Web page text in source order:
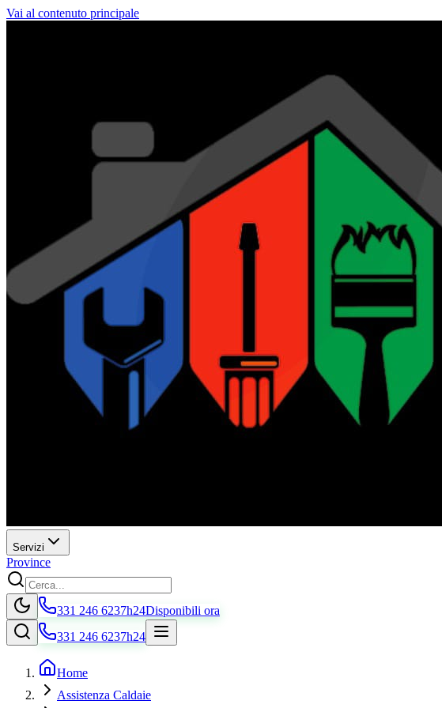
Vai al contenuto principale
Servizi
Province
331 246 6237h24Disponibili ora
331 246 6237h24
Home
Assistenza Caldaie